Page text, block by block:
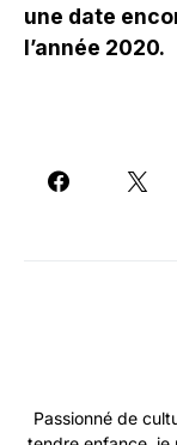
une date
l’année 2020.
Passionné de